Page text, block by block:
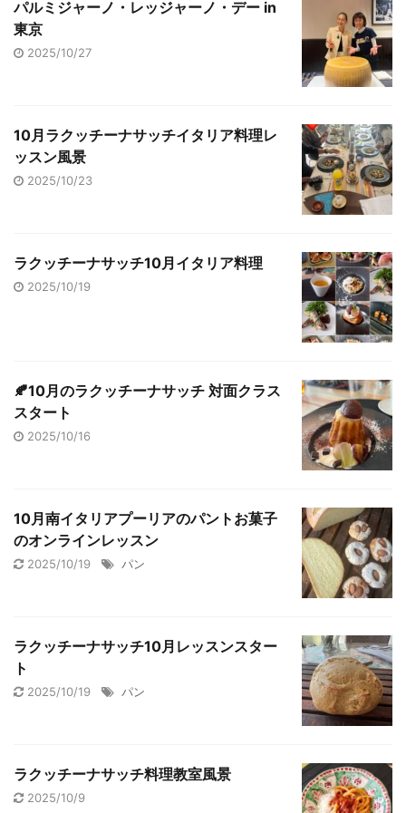
パルミジャーノ・レッジャーノ・デー in
東京
2025/10/27
10月ラクッチーナサッチイタリア料理レ
ッスン風景
2025/10/23
ラクッチーナサッチ10月イタリア料理
2025/10/19
🍂10月のラクッチーナサッチ 対面クラス
スタート
2025/10/16
10月南イタリアプーリアのパントお菓子
のオンラインレッスン
2025/10/19 パン
ラクッチーナサッチ10月レッスンスター
ト
2025/10/19 パン
ラクッチーナサッチ料理教室風景
2025/10/9